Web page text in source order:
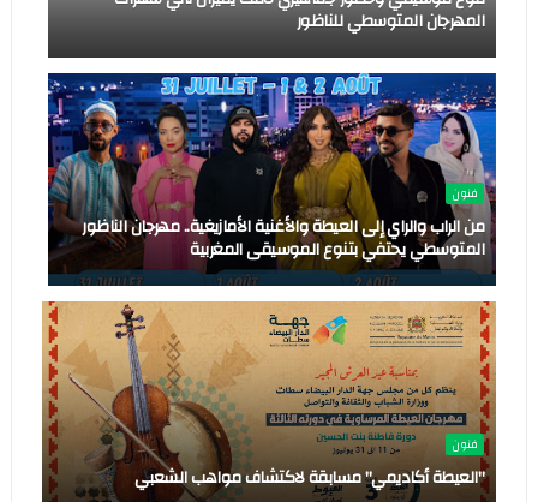
المهرجان المتوسطي للناظور
فنون
من الراب والراي إلى العيطة والأغنية الأمازيغية.. مهرجان الناظور
المتوسطي يحتفي بتنوع الموسيقى المغربية
فنون
"العيطة أكاديمي" مسابقة لاكتشاف مواهب الشعبي